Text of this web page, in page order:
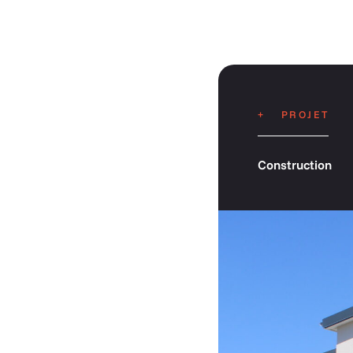
PROJET
Construction